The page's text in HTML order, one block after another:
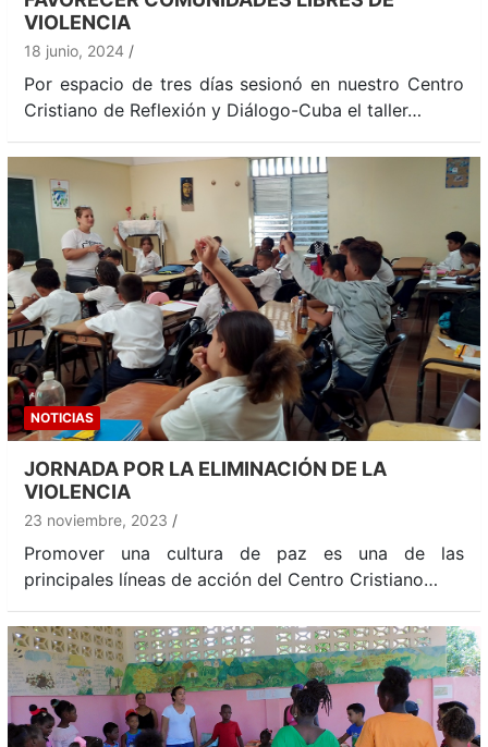
VIOLENCIA
18 junio, 2024
Por espacio de tres días sesionó en nuestro Centro
Cristiano de Reflexión y Diálogo-Cuba el taller…
NOTICIAS
JORNADA POR LA ELIMINACIÓN DE LA
VIOLENCIA
23 noviembre, 2023
Promover una cultura de paz es una de las
principales líneas de acción del Centro Cristiano…